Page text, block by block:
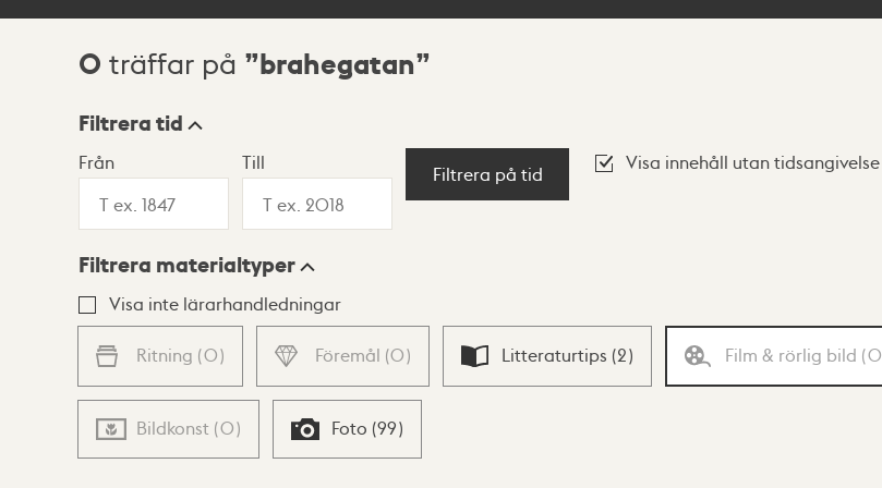
Sökresultat
0 träffar på brahegatan
Visningsläge
Lista Karta
Filtrera tid
Från Till
Filtrera på tid
Visa innehåll utan tidsangivelse
Filtrera materialtyper
Visa inte lärarhandledningar
Ritning (0) Föremål (0) Litteraturtips (2) Film & rörlig bild (0
Bildkonst (0) Foto (99)